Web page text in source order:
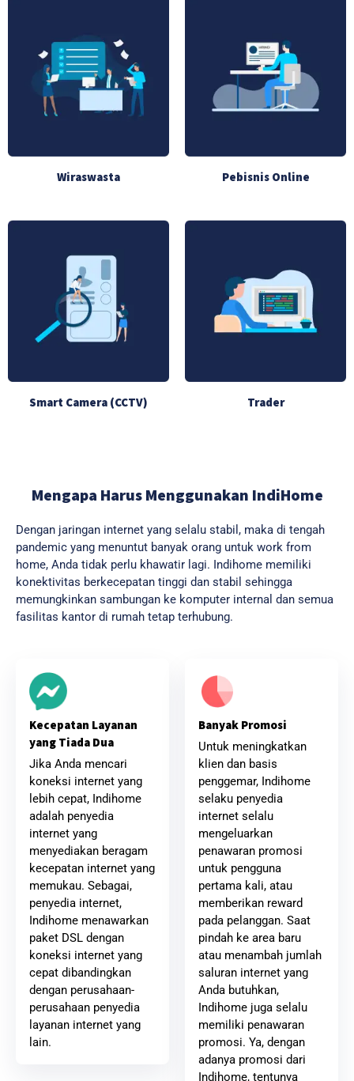
Wiraswasta Pebisnis Online
Smart Camera (CCTV) Trader
Mengapa Harus Menggunakan IndiHome
Dengan jaringan internet yang selalu stabil, maka di tengah
pandemic yang menuntut banyak orang untuk work from
home, Anda tidak perlu khawatir lagi. Indihome memiliki
konektivitas berkecepatan tinggi dan stabil sehingga
memungkinkan sambungan ke komputer internal dan semua
fasilitas kantor di rumah tetap terhubung.
Kecepatan Layanan
yang Tiada Dua
Jika Anda mencari
koneksi internet yang
lebih cepat, Indihome
adalah penyedia
internet yang
menyediakan beragam
kecepatan internet yang
memukau. Sebagai,
penyedia internet,
Indihome menawarkan
paket DSL dengan
koneksi internet yang
cepat dibandingkan
dengan perusahaan-
perusahaan penyedia
layanan internet yang
lain.
Banyak Promosi
Untuk meningkatkan
klien dan basis
penggemar, Indihome
selaku penyedia
internet selalu
mengeluarkan
penawaran promosi
untuk pengguna
pertama kali, atau
memberikan reward
pada pelanggan. Saat
pindah ke area baru
atau menambah jumlah
saluran internet yang
Anda butuhkan,
Indihome juga selalu
memiliki penawaran
promosi. Ya, dengan
adanya promosi dari
Indihome, tentunya